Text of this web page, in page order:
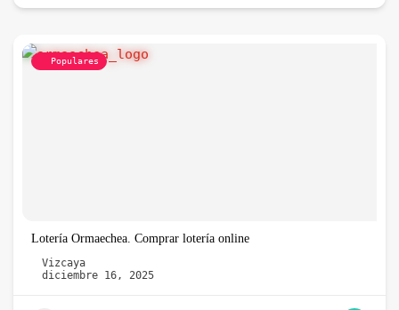
Populares
Lotería Ormaechea. Comprar lotería online
Vizcaya
diciembre 16, 2025